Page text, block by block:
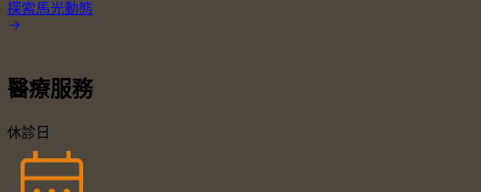
探索馬光動態
醫療服務
休診日